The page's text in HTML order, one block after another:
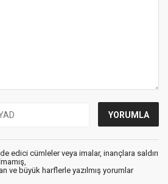
edici cümleler veya imalar, inançlara saldırı
ve büyük harflerle yazılmış yorumlar